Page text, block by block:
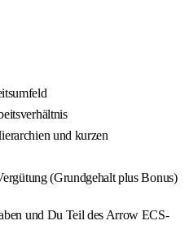
und kurzen
(Grundgehalt plus Bonus)
und Du Teil des Arrow ECS-